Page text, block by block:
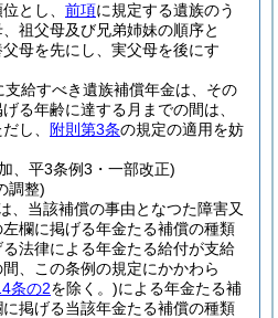
とし、 前項に規定する遺族のう
祖父母及び兄弟姉妹の順序と
母を先にし、実父母を後にす
支給すべき遺族補償年金は、その
る年齢に達する月までの間は、
し、 附則第3条の規定の適用を妨
、平3条例3・一部改正)
調整)
、当該補償の事由となつた障害又
左欄に掲げる年金たる補償の種類
法律による年金たる給付が支給
、この条例の規定にかかわら
条の2を除く。)による年金たる補
掲げる当該年金たる補償の種類